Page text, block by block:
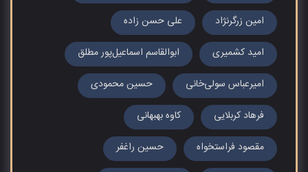
امین زرگرنژاد علی حسن زاده
امید کشمیری ابوالقاسم اسماعیل‌پور مطلق
امیرعباس سولی‌خانی حسین محمودی
فرهاد کربلایی کاوه بهبهانی
مقصود فراستخواه حسین راغفر